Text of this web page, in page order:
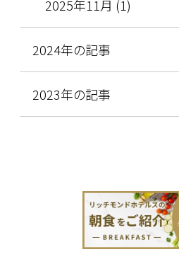
2025年11月 (1)
2024年の記事
2023年の記事